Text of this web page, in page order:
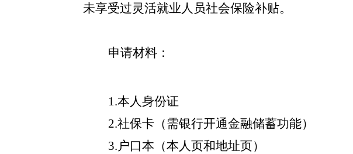
未享受过灵活就业人员社会保险补贴。
申请材料：
1.本人身份证
2.社保卡（需银行开通金融储蓄功能）
3.户口本（本人页和地址页）